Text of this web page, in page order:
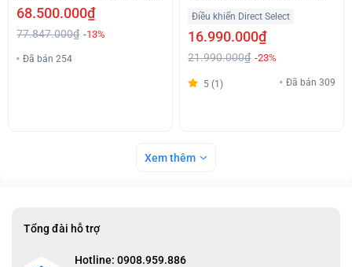
Giá Tốt
68.500.000₫
77.847.000₫ -13%
Đã bán 254
Điều khiển Direct Select
16.990.000₫
21.990.000₫ -23%
5 (1) Đã bán 309
Xem thêm
Tổng đài hỗ trợ
Hotline: 0908.959.886